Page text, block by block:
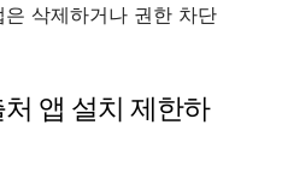
은 삭제하거나 권한 차단
앱 설치 제한하